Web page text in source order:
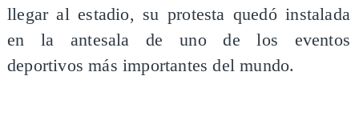
llegar al estadio, su protesta quedó instalada
en la antesala de uno de los eventos
deportivos más importantes del mundo.